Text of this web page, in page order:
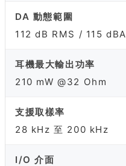
DA 動態範圍
112 dB RMS / 115 dBA
耳機最大輸出功率
210 mW @32 Ohm
支援取樣率
28 kHz 至 200 kHz
I/O 介面